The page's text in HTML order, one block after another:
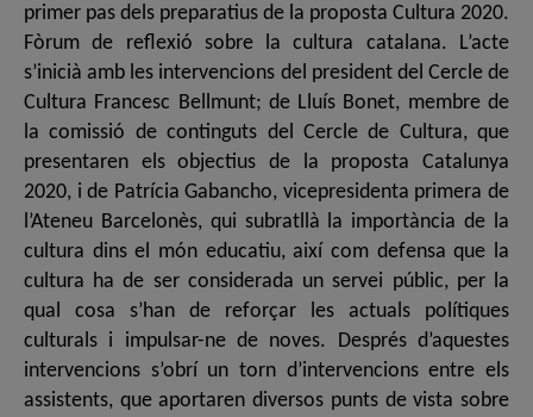
primer pas dels preparatius de la proposta Cultura 2020.
Fòrum de reflexió sobre la cultura catalana. L’acte
s’inicià amb les intervencions del president del Cercle de
Cultura Francesc Bellmunt; de Lluís Bonet, membre de
la comissió de continguts del Cercle de Cultura, que
presentaren els objectius de la proposta Catalunya
2020, i de Patrícia Gabancho, vicepresidenta primera de
l’Ateneu Barcelonès, qui subratllà la importància de la
cultura dins el món educatiu, així com defensa que la
cultura ha de ser considerada un servei públic, per la
qual cosa s’han de reforçar les actuals polítiques
culturals i impulsar-ne de noves. Després d’aquestes
intervencions s’obrí un torn d’intervencions entre els
assistents, que aportaren diversos punts de vista sobre